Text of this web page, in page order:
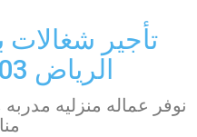
contentتأجير شغالات
الرياض 0582506203
نوفر عماله منزليه